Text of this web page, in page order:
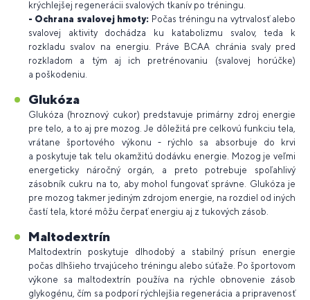
krýchlejšej regenerácii svalových tkanív po tréningu.
- Ochrana svalovej hmoty: Počas tréningu na vytrvalosť alebo
svalovej aktivity dochádza ku katabolizmu svalov, teda k
rozkladu svalov na energiu. Práve BCAA chránia svaly pred
rozkladom a tým aj ich pretrénovaniu (svalovej horúčke)
a poškodeniu.
Glukóza
Glukóza (hroznový cukor) predstavuje primárny zdroj energie
pre telo, a to aj pre mozog. Je dôležitá pre celkovú funkciu tela,
vrátane športového výkonu - rýchlo sa absorbuje do krvi
a poskytuje tak telu okamžitú dodávku energie. Mozog je veľmi
energeticky náročný orgán, a preto potrebuje spoľahlivý
zásobník cukru na to, aby mohol fungovať správne. Glukóza je
pre mozog takmer jediným zdrojom energie, na rozdiel od iných
častí tela, ktoré môžu čerpať energiu aj z tukových zásob.
Maltodextrín
Maltodextrín poskytuje dlhodobý a stabilný prísun energie
počas dlhšieho trvajúceho tréningu alebo súťaže. Po športovom
výkone sa maltodextrín používa na rýchle obnovenie zásob
glykogénu, čím sa podporí rýchlejšia regenerácia a pripravenosť